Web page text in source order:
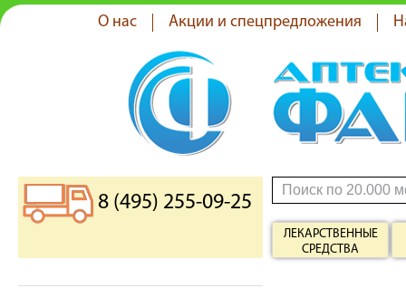
О нас Акции и спецпредложения
8 (495) 255-09-25
ЛЕКАРСТВЕННЫЕ
СРЕДСТВА